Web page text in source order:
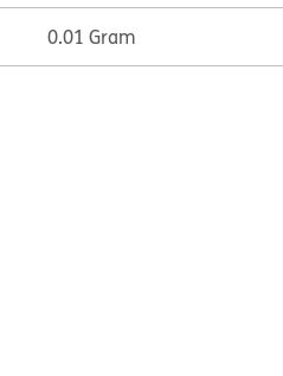
0.01 Gram